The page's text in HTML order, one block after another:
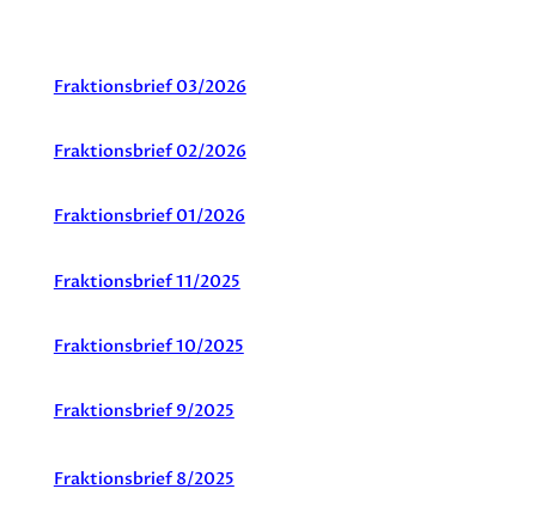
Fraktionsbrief 03/2026
Fraktionsbrief 02/2026
Fraktionsbrief 01/2026
Fraktionsbrief 11/2025
Fraktionsbrief 10/2025
Fraktionsbrief 9/2025
Fraktionsbrief 8/2025